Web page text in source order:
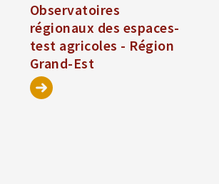
Observatoires
régionaux des espaces-
test agricoles - Région
Grand-Est